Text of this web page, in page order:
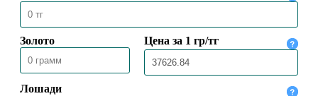
ВЕРХОВНЫЙ МУФТИЙ ПРИНЯЛ
ГЕРОЯ ТРУДА КАЗАХСТАНА АБЗАЛА
ЕРАЛИЕВА
24.06.2026